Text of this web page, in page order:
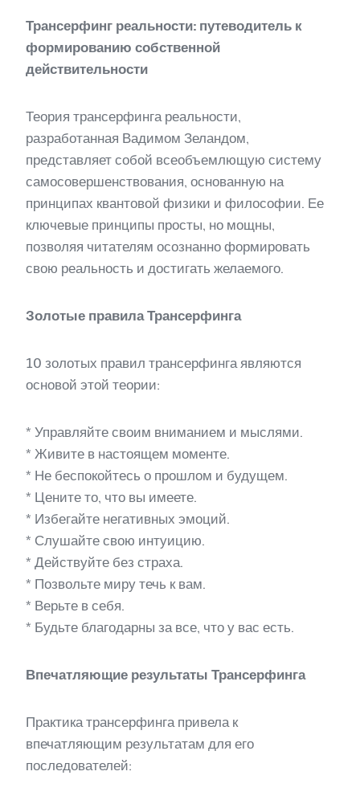
Трансерфинг реальности: путеводитель к
формированию собственной
действительности
Теория трансерфинга реальности,
разработанная Вадимом Зеландом,
представляет собой всеобъемлющую систему
самосовершенствования, основанную на
принципах квантовой физики и философии. Ее
ключевые принципы просты, но мощны,
позволяя читателям осознанно формировать
свою реальность и достигать желаемого.
Золотые правила Трансерфинга
10 золотых правил трансерфинга являются
основой этой теории:
* Управляйте своим вниманием и мыслями.
* Живите в настоящем моменте.
* Не беспокойтесь о прошлом и будущем.
* Цените то, что вы имеете.
* Избегайте негативных эмоций.
* Слушайте свою интуицию.
* Действуйте без страха.
* Позвольте миру течь к вам.
* Верьте в себя.
* Будьте благодарны за все, что у вас есть.
Впечатляющие результаты Трансерфинга
Практика трансерфинга привела к
впечатляющим результатам для его
последователей: